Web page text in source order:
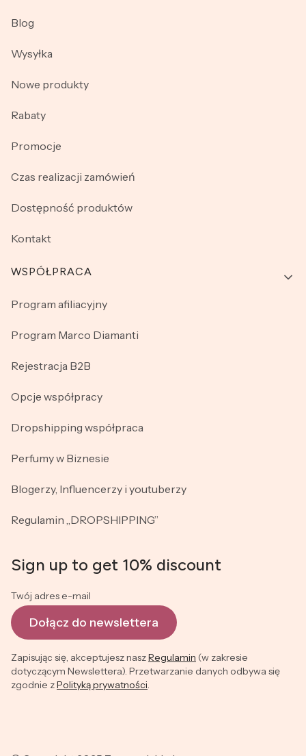
Blog
Wysyłka
Nowe produkty
Rabaty
Promocje
Czas realizacji zamówień
Dostępność produktów
Kontakt
WSPÓŁPRACA
Program afiliacyjny
Program Marco Diamanti
Rejestracja B2B
Opcje współpracy
Dropshipping współpraca
Perfumy w Biznesie
Blogerzy, Influencerzy i youtuberzy
Regulamin „DROPSHIPPING”
Sign up to get 10% discount
Twój adres e-mail
Dołącz do newslettera
Zapisując się, akceptujesz naszRegulamin (w zakresie
dotyczącym Newslettera). Przetwarzanie danych odbywa się
zgodnie zPolityką prywatności.